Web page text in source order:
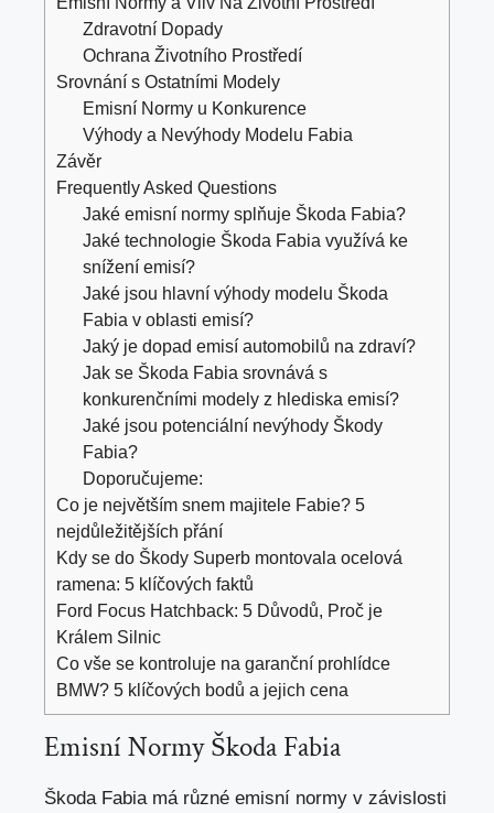
Zdravotní Dopady
Ochrana Životního Prostředí
Srovnání s Ostatními Modely
Emisní Normy u Konkurence
Výhody a Nevýhody Modelu Fabia
Závěr
Frequently Asked Questions
Jaké emisní normy splňuje Škoda Fabia?
Jaké technologie Škoda Fabia využívá ke
snížení emisí?
Jaké jsou hlavní výhody modelu Škoda
Fabia v oblasti emisí?
Jaký je dopad emisí automobilů na zdraví?
Jak se Škoda Fabia srovnává s
konkurenčními modely z hlediska emisí?
Jaké jsou potenciální nevýhody Škody
Fabia?
Doporučujeme:
Co je největším snem majitele Fabie? 5
nejdůležitějších přání
Kdy se do Škody Superb montovala ocelová
ramena: 5 klíčových faktů
Ford Focus Hatchback: 5 Důvodů, Proč je
Králem Silnic
Co vše se kontroluje na garanční prohlídce
BMW? 5 klíčových bodů a jejich cena
Emisní Normy Škoda Fabia
Škoda Fabia má různé emisní normy v závislosti